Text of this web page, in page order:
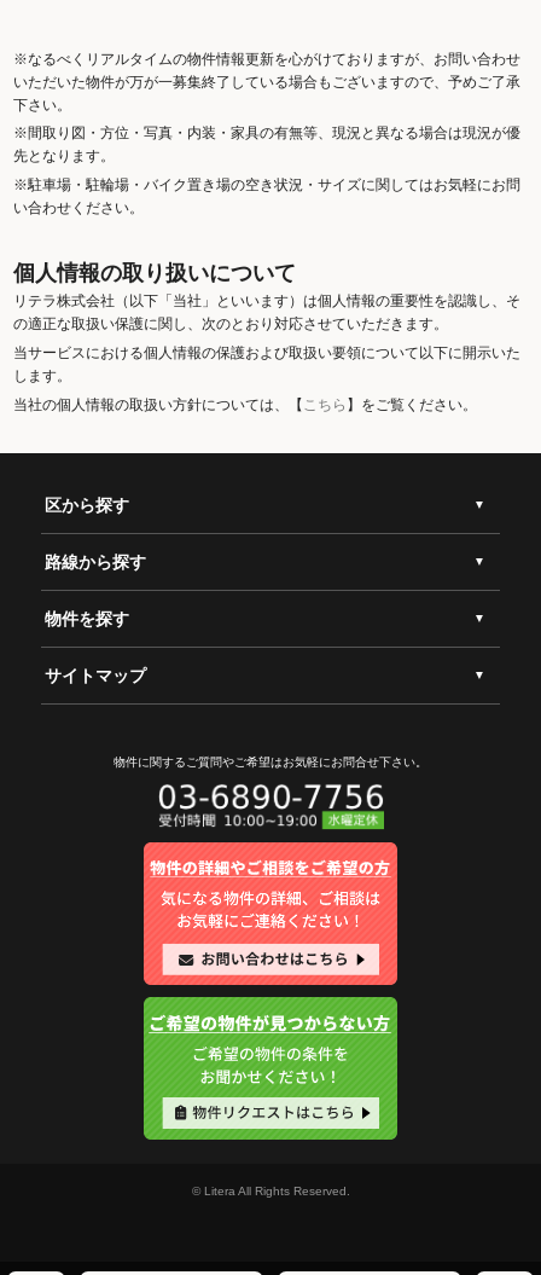
※なるべくリアルタイムの物件情報更新を心がけておりますが、お問い合わせ
いただいた物件が万が一募集終了している場合もございますので、予めご了承
下さい。
※間取り図・方位・写真・内装・家具の有無等、現況と異なる場合は現況が優
先となります。
※駐車場・駐輪場・バイク置き場の空き状況・サイズに関してはお気軽にお問
い合わせください。
個人情報の取り扱いについて
リテラ株式会社（以下「当社」といいます）は個人情報の重要性を認識し、そ
の適正な取扱い保護に関し、次のとおり対応させていただきます。
当サービスにおける個人情報の保護および取扱い要領について以下に開示いた
します。
当社の個人情報の取扱い方針については、【こちら 】をご覧ください。
区から探す
路線から探す
物件を探す
サイトマップ
物件に関するご質問やご希望はお気軽にお問合せ下さい。
© Litera All Rights Reserved.